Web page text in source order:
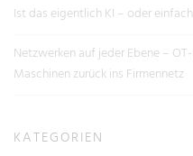
Ist das eigentlich KI – oder
Netzwerken auf jeder Ebene –
Maschinen zurück ins Firmennetz
KATEGORIEN